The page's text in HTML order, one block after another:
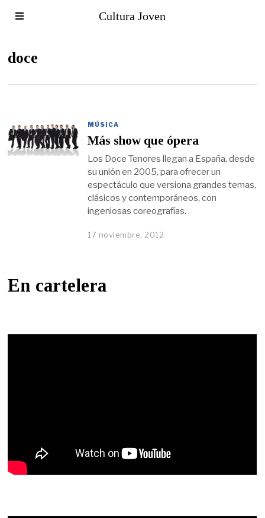
Cultura Joven
doce
MÚSICA
Más show que ópera
Los Doce Tenores llegan a España, desde
su unión en 2005, para ofrecer un
espectáculo que versiona grandes temas,
clásicos y contemporáneos, con
ingeniosas coreografías.
17 noviembre, 2012
En cartelera